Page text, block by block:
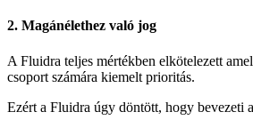
2. Magánélethez való jog
A Fluidra teljes mértékben elkötelezett
csoport számára kiemelt prioritás.
Ezért a Fluidra úgy döntött, hogy bevezeti